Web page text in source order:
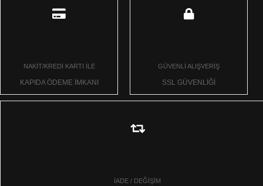
NAKİT/KREDİ KARTI İLE
KAPIDA ÖDEME İMKANI
GÜVENLİ ALIŞVERİŞ
SSL GÜVENLİĞİ
İADE / DEĞİŞİM